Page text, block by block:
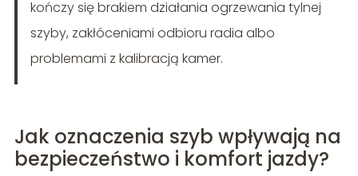
kończy się brakiem działania ogrzewania tylnej
szyby, zakłóceniami odbioru radia albo
problemami z kalibracją kamer.
Jak oznaczenia szyb wpływają na
bezpieczeństwo i komfort jazdy?